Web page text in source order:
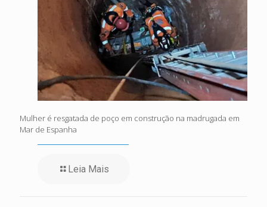
Mulher é resgatada de poço em construção na madrugada em
Mar de Espanha
Leia Mais